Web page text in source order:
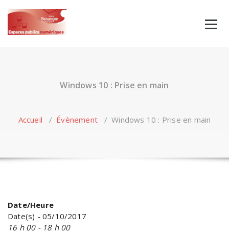
content
Windows 10 : Prise en main
Accueil / Évènement /Windows 10 : Prise en main
Date/Heure
Date(s) - 05/10/2017
16 h 00 - 18 h 00